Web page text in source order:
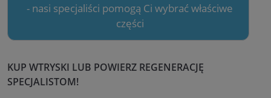
- nasi specjaliści pomogą Ci wybrać właściwe
części
KUP WTRYSKI LUB POWIERZ REGENERACJĘ
SPECJALISTOM!